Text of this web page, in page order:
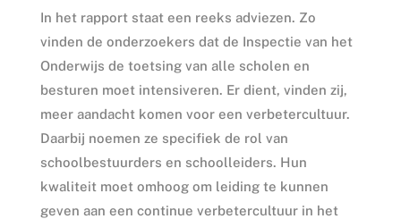
In het rapport staat een reeks adviezen. Zo
vinden de onderzoekers dat de Inspectie van het
Onderwijs de toetsing van alle scholen en
besturen moet intensiveren. Er dient, vinden zij,
meer aandacht komen voor een verbetercultuur.
Daarbij noemen ze specifiek de rol van
schoolbestuurders en schoolleiders. Hun
kwaliteit moet omhoog om leiding te kunnen
geven aan een continue verbetercultuur in het